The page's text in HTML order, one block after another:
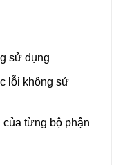
sử dụng
lỗi không sử
của từng bộ phận